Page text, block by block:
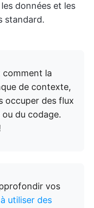
données et les
standard.
comment la
de contexte,
occuper des flux
du codage.
vos
à utiliser des